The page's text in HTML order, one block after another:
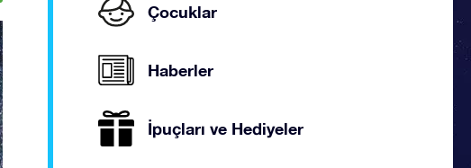
Çocuklar
Haberler
İpuçları ve Hediyeler